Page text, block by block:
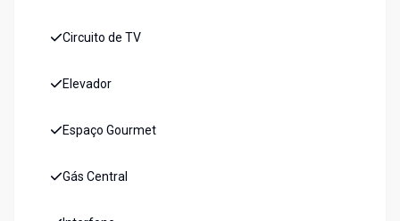
Circuito de TV
Elevador
Espaço Gourmet
Gás Central